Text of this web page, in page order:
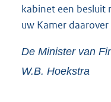
kabinet een besluit
uw Kamer
De Minister van
W.B. Hoekstra